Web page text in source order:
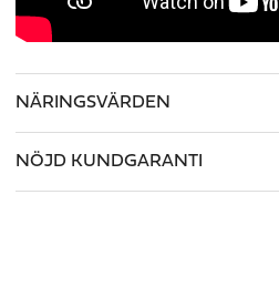
NÄRINGSVÄRDEN
NÖJD KUNDGARANTI